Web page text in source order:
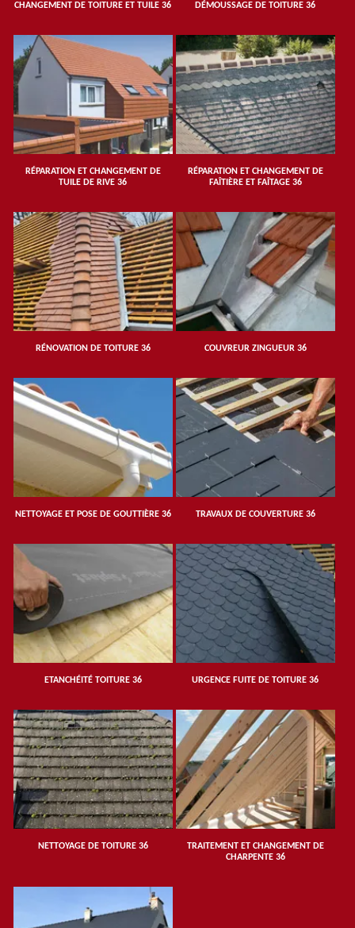
CHANGEMENT DE TOITURE ET TUILE 36 DÉMOUSSAGE DE TOITURE 36
RÉPARATION ET CHANGEMENT DE
TUILE DE RIVE 36
RÉPARATION ET CHANGEMENT DE
FAÎTIÈRE ET FAÎTAGE 36
RÉNOVATION DE TOITURE 36 COUVREUR ZINGUEUR 36
NETTOYAGE ET POSE DE GOUTTIÈRE 36 TRAVAUX DE COUVERTURE 36
ETANCHÉITÉ TOITURE 36 URGENCE FUITE DE TOITURE 36
NETTOYAGE DE TOITURE 36
TRAITEMENT ET CHANGEMENT DE
CHARPENTE 36